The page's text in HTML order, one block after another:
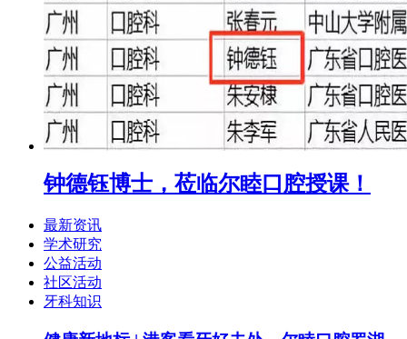
钟德钰博士，莅临尔睦口腔授课！
最新资讯
学术研究
公益活动
社区活动
牙科知识